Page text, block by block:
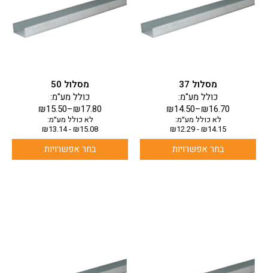
מסלול 37
₪14.50–₪16.70
כולל מע"מ:
לא כולל מע״מ:
₪14.15
-
₪12.29
בחר אפשרויות
סוגים.
ניתן
המוצר
מסלול 50
₪15.50–₪17.80
כולל מע"מ:
לא כולל מע״מ:
₪15.08
-
₪13.14
בחר אפשרויות
סוגים.
ניתן
המוצר